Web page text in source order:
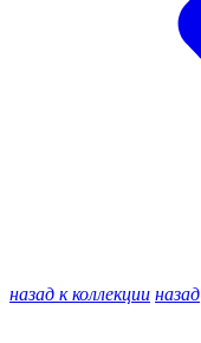
назад к коллекции назад